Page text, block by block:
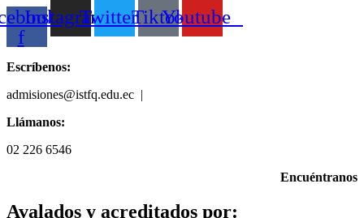
f
InstagramTwitterTiktokYoutube
Escríbenos:
admisiones@istfq.edu.ec |
Llámanos:
02 226 6546
Encuéntranos
Avalados y acreditados por: